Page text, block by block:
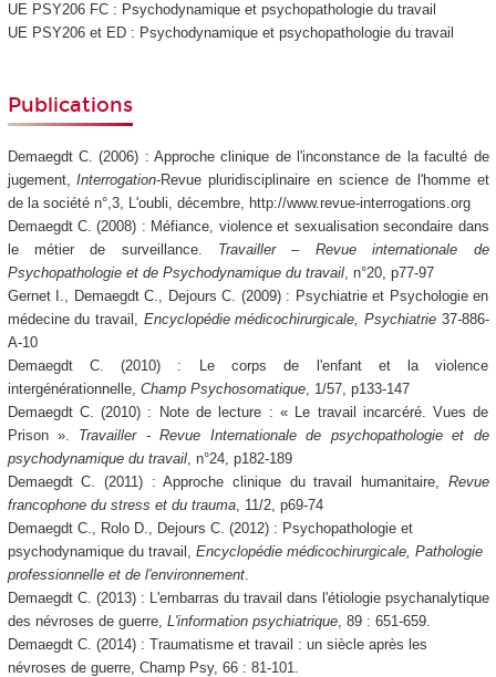
UE PSY206 FC : Psychodynamique et psychopathologie du travail
UE PSY206 et ED : Psychodynamique et psychopathologie du travail
Publications
Demaegdt C. (2006) : Approche clinique de l'inconstance de la faculté de
jugement,Interrogation-Revue pluridisciplinaire en science de l'homme et
de la société n°,3, L'oubli, décembre, http://www.revue-interrogations.org
Demaegdt C. (2008) : Méfiance, violence et sexualisation secondaire dans
le métier de surveillance. Travailler – Revue internationale de
Psychopathologie et de Psychodynamique du travail, n°20, p77-97
Gernet I., Demaegdt C., Dejours C. (2009) : Psychiatrie et Psychologie en
médecine du travail, Encyclopédie médicochirurgicale, Psychiatrie37-886-
A-10
Demaegdt C. (2010) : Le corps de l'enfant et la violence
intergénérationnelle, Champ Psychosomatique, 1/57, p133-147
Demaegdt C. (2010) : Note de lecture : « Le travail incarcéré. Vues de
Prison ». Travailler - Revue Internationale de psychopathologie et de
psychodynamique du travail, n°24, p182-189
Demaegdt C. (2011) : Approche clinique du travail humanitaire, Revue
francophone du stress et du trauma, 11/2, p69-74
Demaegdt C., Rolo D., Dejours C. (2012) : Psychopathologie et
psychodynamique du travail, Encyclopédie médicochirurgicale, Pathologie
professionnelle et de l'environnement.
Demaegdt C. (2013) : L'embarras du travail dans l'étiologie psychanalytique
des névroses de guerre, L'information psychiatrique, 89 : 651-659.
Demaegdt C. (2014) : Traumatisme et travail : un siècle après les
névroses de guerre, Champ Psy, 66 : 81-101.